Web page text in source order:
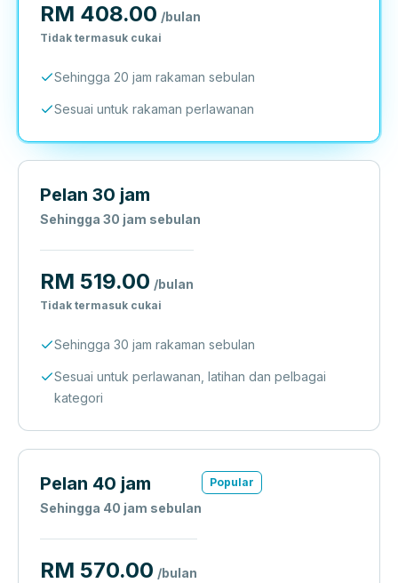
RM 408.00 /bulan
Tidak termasuk cukai
Sehingga 20 jam rakaman sebulan
Sesuai untuk rakaman perlawanan
Pelan 30 jam
Sehingga 30 jam sebulan
RM 519.00 /bulan
Tidak termasuk cukai
Sehingga 30 jam rakaman sebulan
Sesuai untuk perlawanan, latihan dan pelbagai
kategori
Pelan 40 jam
Sehingga 40 jam sebulan
Popular
RM 570.00 /bulan